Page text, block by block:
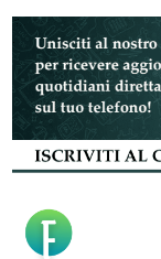
Vai
contenuto